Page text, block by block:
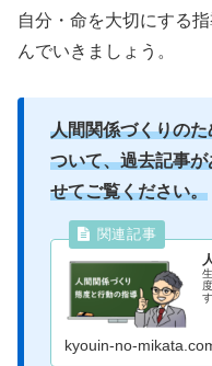
自分・命を大切にする
んでいきましょう。
人間関係づくりの
ついて、過去記事
せてご覧ください。
kyouin-no-